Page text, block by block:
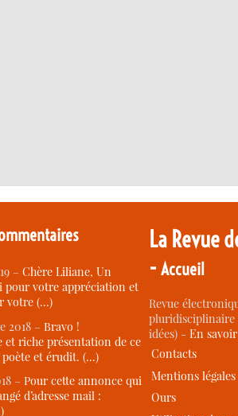
–Chère Liliane, Un
pour votre appréciation et
votre (…)
2018 –Bravo !
et riche présentation de ce
et érudit. (…)
–Pour cette annonce qui
d’adresse mail :
La Revue
-Accueil
Revue
idées) -En
Contacts
Mentions légales
Ours